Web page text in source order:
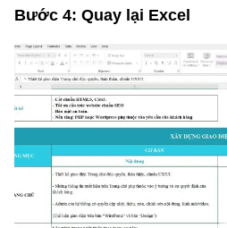
Bước 4: Quay lại Excel